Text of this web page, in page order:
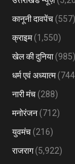
कानूनी दावपेंच (557)
क्राइम(1,550)
खेल की दुनिया(985)
धर्म एवं अध्यात्म
नारी मंच (288)
मनोरंजन (712)
युवमंच (216)
राजराग(5,922)